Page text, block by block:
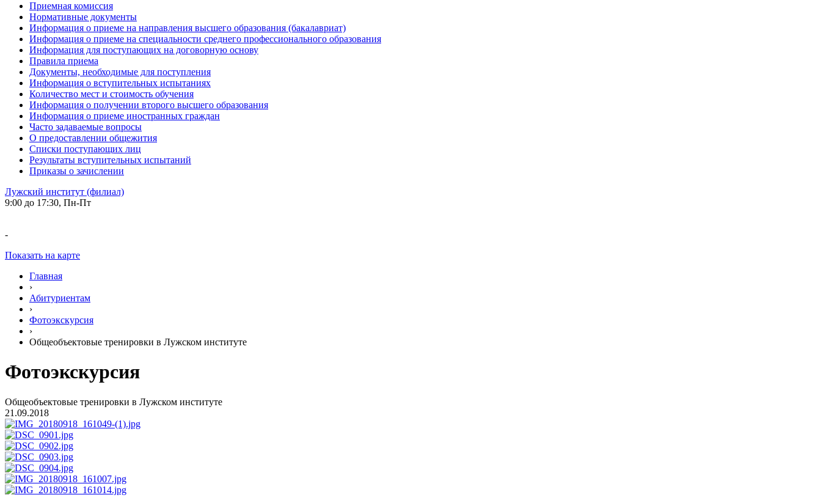
Приемная комиссия
Нормативные документы
Информация о приеме на направления высшего образования (бакалавриат)
Информация о приеме на специальности среднего профессионального образования
Информация для поступающих на договорную основу
Правила приема
Документы, необходимые для поступления
Информация о вступительных испытаниях
Количество мест и стоимость обучения
Информация о получении второго высшего образования
Информация о приеме иностранных граждан
Часто задаваемые вопросы
О предоставлении общежития
Списки поступающих лиц
Результаты вступительных испытаний
Приказы о зачислении
Лужский институт (филиал)
9:00 до 17:30, Пн-Пт
-
Показать на карте
Главная
›
Абитуриентам
›
Фотоэкскурсия
›
Общеобъектовые тренировки в Лужском институте
Фотоэкскурсия
Общеобъектовые тренировки в Лужском институте
21.09.2018